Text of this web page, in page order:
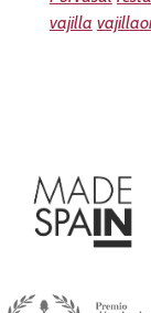
vajilla